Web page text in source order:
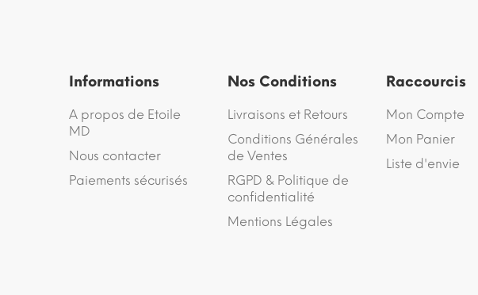
Informations
A propos de Etoile
MD
Nous contacter
Paiements sécurisés
Nos Conditions
Livraisons et Retours
Conditions Générales
de Ventes
RGPD & Politique de
confidentialité
Mentions Légales
Raccourcis
Mon Compte
Mon Panier
Liste d'envie